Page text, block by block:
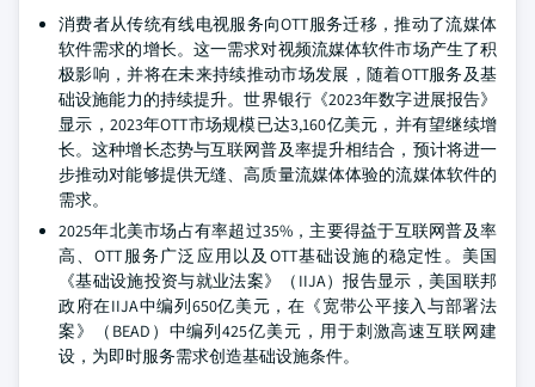
消费者从传统有线电视服务向OTT服务迁移，推动了流媒体
软件需求的增长。这一需求对视频流媒体软件市场产生了积
极影响，并将在未来持续推动市场发展，随着OTT服务及基
础设施能力的持续提升。世界银行《2023年数字进展报告》
显示，2023年OTT市场规模已达3,160亿美元，并有望继续增
长。这种增长态势与互联网普及率提升相结合，预计将进一
步推动对能够提供无缝、高质量流媒体体验的流媒体软件的
需求。
2025年北美市场占有率超过35%，主要得益于互联网普及率
高、OTT服务广泛应用以及OTT基础设施的稳定性。美国
《基础设施投资与就业法案》（IIJA）报告显示，美国联邦
政府在IIJA中编列650亿美元，在《宽带公平接入与部署法
案》（BEAD）中编列425亿美元，用于刺激高速互联网建
设，为即时服务需求创造基础设施条件。